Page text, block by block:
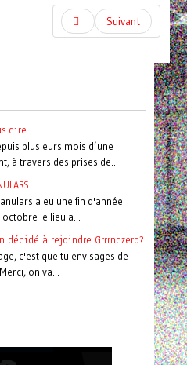
Suivant
dire
plusieurs mois d’une
à travers des prises de...
a eu une fin d'année
le lieu a...
décidé à rejoindre Grrrndzero?
c'est que tu envisages de
on va...